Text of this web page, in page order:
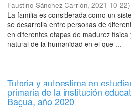
Faustino Sánchez Carrión, 2021-10-22)
La familia es considerada como un
se desarrolla entre personas de
en diferentes etapas de madurez
natural de la humanidad en el que ...
Tutoria y autoestima en
primaria de la institución
Bagua, año 2020